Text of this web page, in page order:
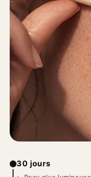
30 jours